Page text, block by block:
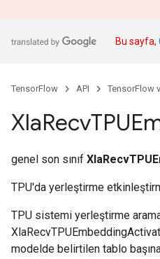
Bu sayfa,
TensorFlow API TensorFlow
XlaRecv
genel son sınıf
TPU'da yerleştirme
TPU sistemi yerleştirme
modelde belirtilen tablo